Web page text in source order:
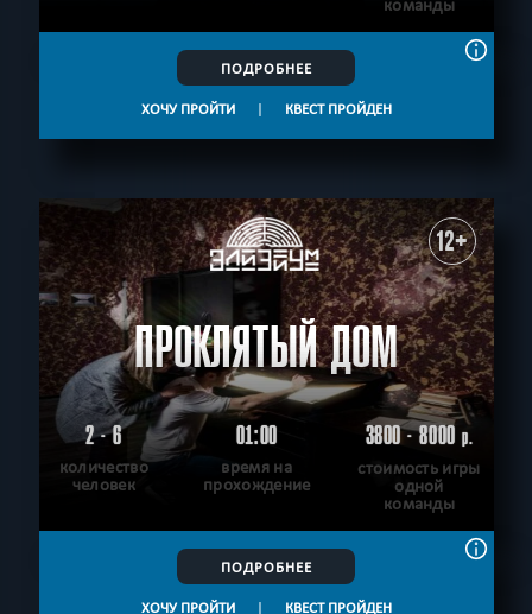
команды
ПОДРОБНЕЕ
ХОЧУ ПРОЙТИ | КВЕСТ ПРОЙДЕН
12+
ПРОКЛЯТЫЙ ДОМ
2 - 6
количество
человек
01:00
время на
прохождение
3800 - 8000р.
стоимость игры
одной
команды
ПОДРОБНЕЕ
ХОЧУ ПРОЙТИ | КВЕСТ ПРОЙДЕН